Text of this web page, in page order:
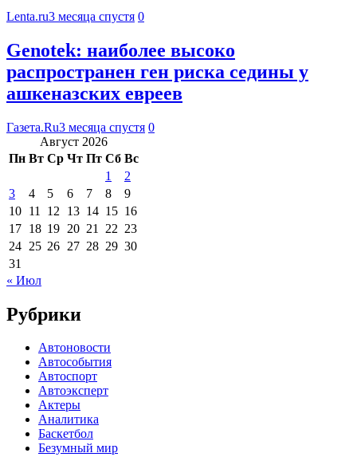
Lenta.ru3 месяца спустя 0
Genotek: наиболее высоко
распространен ген риска седины у
ашкеназских евреев
Газета.Ru3 месяца спустя 0
Август 2026
Пн Вт Ср Чт Пт Сб Вс
1
2
3
4 5 6 7 8
9
10 11 12 13 14 15 16
17 18 19 20 21 22 23
24 25 26 27 28 29 30
31
« Июл
Рубрики
Автоновости
Автособытия
Автоспорт
Автоэксперт
Актеры
Аналитика
Баскетбол
Безумный мир